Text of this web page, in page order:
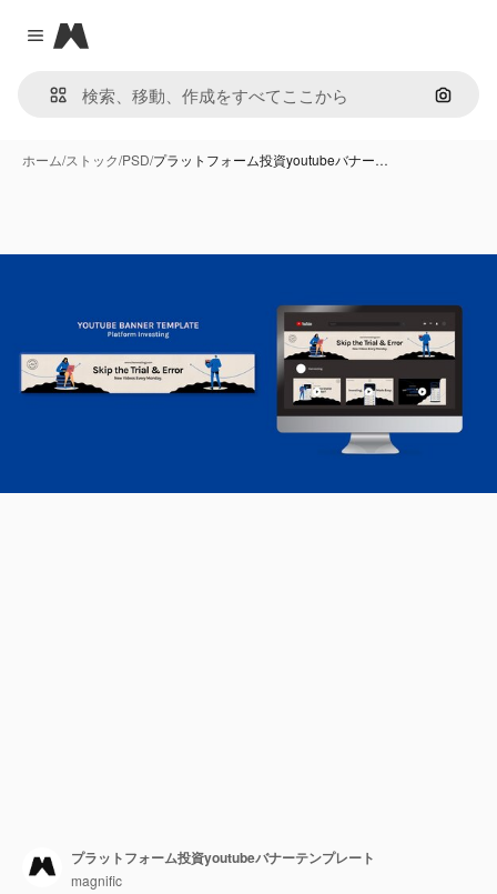
Close menu
Magnific
画像で
ホーム/ストック/PSD/プラットフォーム投資youtubeバナー…
プラットフォーム投資youtubeバナーテンプレート
magnific